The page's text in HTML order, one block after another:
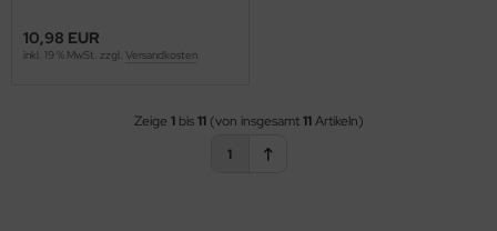
10,98 EUR
inkl. 19 % MwSt. zzgl. Versandkosten
Zeige 1bis11(von insgesamt11Artikeln)
1